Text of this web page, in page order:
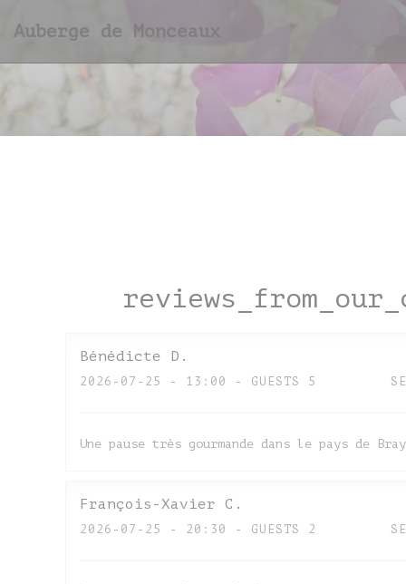
Auberge de Monceaux
Bénédicte D
2026-07-25 - 13:00 - GUESTS 5
Une pause très gourmande dans le pays de Bray
François-Xavier C
2026-07-25 - 20:30 - GUESTS 2